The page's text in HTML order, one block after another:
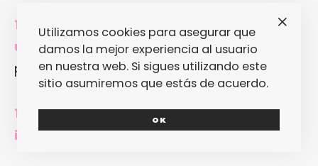
11. La cosa más rara que te ha pasado en
un concierto (tuyo)… Que todo saliera
perfecto.
12. ¿Una canción, película o libro
inconfesable?¿Cómo?
Utilizamos cookies para asegurar que
damos la mejor experiencia al usuario
en nuestra web. Si sigues utilizando este
sitio asumiremos que estás de acuerdo.
OK